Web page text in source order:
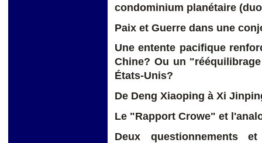
condominium planétaire
Paix et Guerre dans une
Une entente pacifique
Chine? Ou un
États-Unis?
De Deng Xiaoping à Xi
Le "Rapport Crowe" et
Deux questionnements